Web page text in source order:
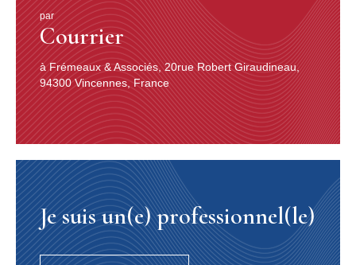
par
Courrier
à Frémeaux & Associés, 20rue Robert Giraudineau,
94300 Vincennes, France
Je suis un(e) professionnel(le)